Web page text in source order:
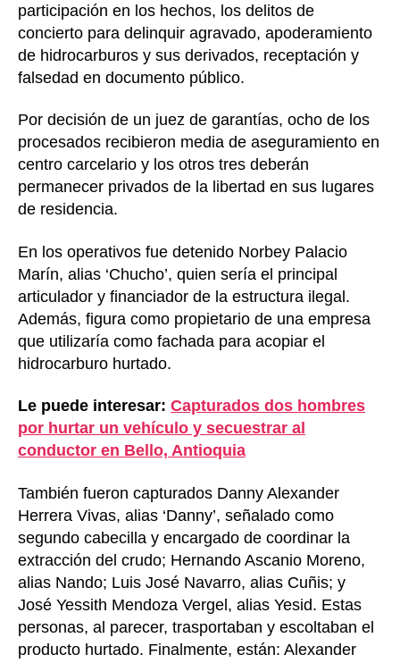
participación en los hechos, los delitos de
concierto para delinquir agravado, apoderamiento
de hidrocarburos y sus derivados, receptación y
falsedad en documento público.
Por decisión de un juez de garantías, ocho de los
procesados recibieron media de aseguramiento en
centro carcelario y los otros tres deberán
permanecer privados de la libertad en sus lugares
de residencia.
En los operativos fue detenido Norbey Palacio
Marín, alias ‘Chucho’, quien sería el principal
articulador y financiador de la estructura ilegal.
Además, figura como propietario de una empresa
que utilizaría como fachada para acopiar el
hidrocarburo hurtado.
Le puede interesar: Capturados dos hombres
por hurtar un vehículo y secuestrar al
conductor en Bello, Antioquia
También fueron capturados Danny Alexander
Herrera Vivas, alias ‘Danny’, señalado como
segundo cabecilla y encargado de coordinar la
extracción del crudo; Hernando Ascanio Moreno,
alias Nando; Luis José Navarro, alias Cuñis; y
José Yessith Mendoza Vergel, alias Yesid. Estas
personas, al parecer, trasportaban y escoltaban el
producto hurtado. Finalmente, están: Alexander